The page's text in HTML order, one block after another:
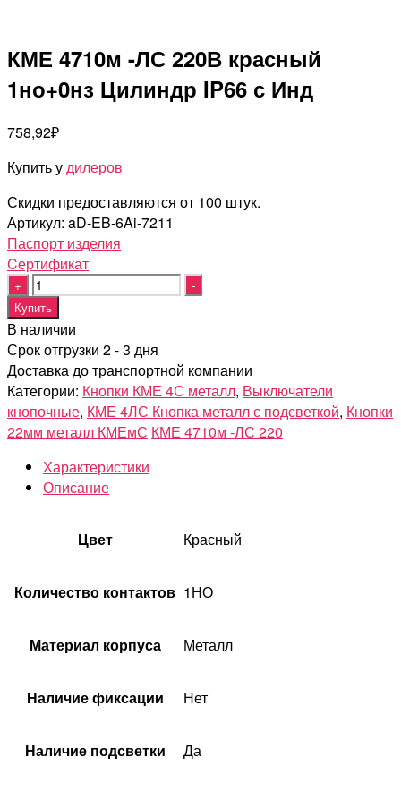
КМЕ 4710м -ЛС 220В красный
1но+0нз Цилиндр IP66 с Инд
758,92₽
Купить удилеров
Скидки предоставляются от 100 штук.
Артикул: aD-EB-6Ai-7211
Паспорт изделия
Cертификат
Quantity
Купить
В наличии
Срок отгрузки 2 - 3 дня
Доставка до транспортной компании
Категории: Кнопки КМЕ 4С металл, Выключатели
кнопочные, КМЕ 4ЛС Кнопка металл с подсветкой, Кнопки
22мм металл КМЕмС КМЕ 4710м -ЛС 220
Характеристики
Описание
Цвет Красный
Количество контактов 1НО
Материал корпуса Металл
Наличие фиксации Нет
Наличие подсветки Да